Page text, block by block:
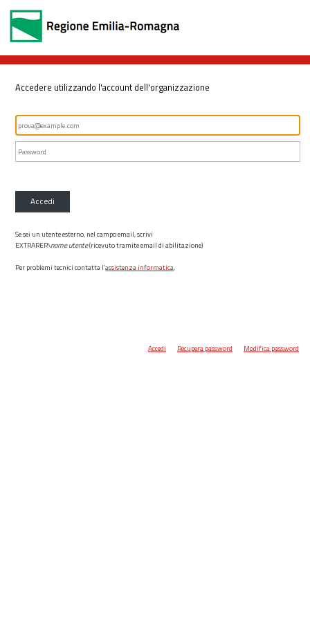
Accedere utilizzando l'account dell'organizzazione
Accedi
Se sei un utente esterno, nel campo email, scrivi
EXTRARER\nome utente(ricevuto tramite email di abilitazione)
Per problemi tecnici contatta l’assistenza informatica.
Accedi Recupera password Modifica password